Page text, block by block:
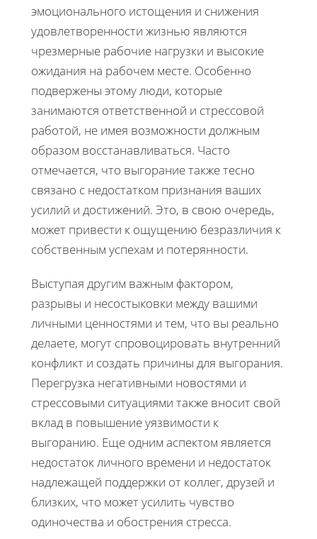
эмоционального истощения и снижения
удовлетворенности жизнью являются
чрезмерные рабочие нагрузки и высокие
ожидания на рабочем месте. Особенно
подвержены этому люди, которые
занимаются ответственной и стрессовой
работой, не имея возможности должным
образом восстанавливаться. Часто
отмечается, что выгорание также тесно
связано с недостатком признания ваших
усилий и достижений. Это, в свою очередь,
может привести к ощущению безразличия к
собственным успехам и потерянности.
Выступая другим важным фактором,
разрывы и несостыковки между вашими
личными ценностями и тем, что вы реально
делаете, могут спровоцировать внутренний
конфликт и создать причины для выгорания.
Перегрузка негативными новостями и
стрессовыми ситуациями также вносит свой
вклад в повышение уязвимости к
выгоранию. Еще одним аспектом является
недостаток личного времени и недостаток
надлежащей поддержки от коллег, друзей и
близких, что может усилить чувство
одиночества и обострения стресса.